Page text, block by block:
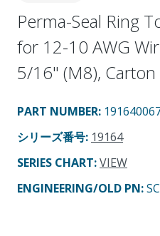
Perma-Seal Ring
for 12-10 AWG
5/16" (M8), Carton
PART NUMBER:
シリーズ番号: 19164
SERIES CHART:VIEW
ENGINEERING/OLD PN: